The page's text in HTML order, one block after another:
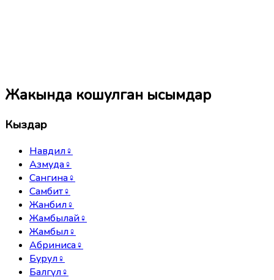
Жакында кошулган ысымдар
Кыздар
Навдил♀
Азмуда♀
Сангина♀
Самбит♀
Жанбил♀
Жамбылай♀
Жамбыл♀
Абриниса♀
Бурул♀
Балгүл♀